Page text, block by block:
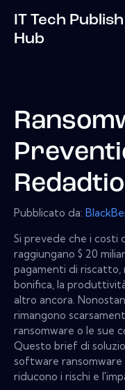
IT Tech Publish
Hub
Pubblicato da:
Si prevede che i costi
raggiungano $ 20
pagamenti di riscatto,
bonifica, la
altro ancora.
rimangono
ransomware o le sue
Questo brief di
software ransomware
riducono i rischi e